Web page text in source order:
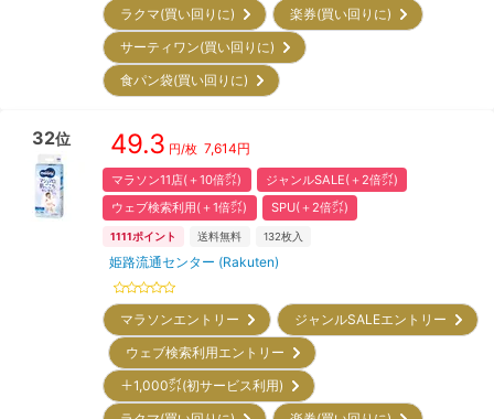
ラクマ(買い回りに)
楽券(買い回りに)
サーティワン(買い回りに)
食パン袋(買い回りに)
32位 49.3 円/枚 7,614円
マラソン11店(＋10倍㌽)
ジャンルSALE(＋2倍㌽)
ウェブ検索利用(＋1倍㌽)
SPU(＋2倍㌽)
1111ポイント 送料無料 132枚入
姫路流通センター (Rakuten)
マラソンエントリー
ジャンルSALEエントリー
ウェブ検索利用エントリー
＋1,000㌽(初サービス利用)